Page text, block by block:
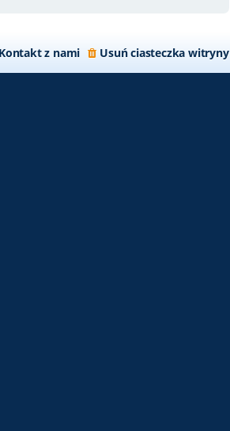
Usuń ciasteczka witryny
Kontakt z nami